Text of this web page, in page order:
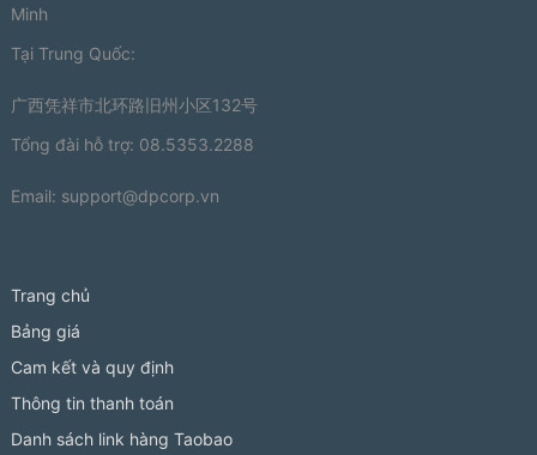
Minh
Tại Trung Quốc:
广西凭祥市北环路旧州小区132号
Tổng đài hỗ trợ: 08.5353.2288
Email: support@dpcorp.vn
Trang chủ
Bảng giá
Cam kết và quy định
Thông tin thanh toán
Danh sách link hàng Taobao